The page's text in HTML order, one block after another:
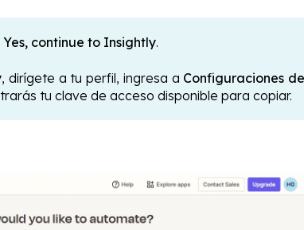
Yes, continue to Insightly.
, dirígete a tu perfil, ingresa a Configuraciones de
tu clave de acceso disponible para copiar.